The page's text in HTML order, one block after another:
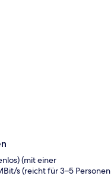
(mit einer
s (reicht für 3–5 Personen